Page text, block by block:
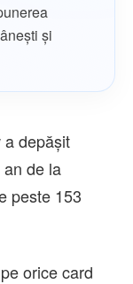
și
a depășit
de la
peste 153
orice card